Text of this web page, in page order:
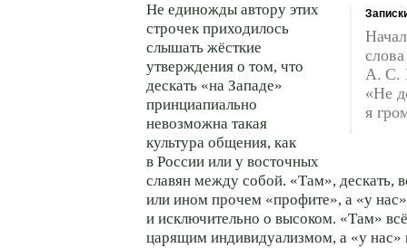
А. С.
«Не
я
Не единожды автору этих
строчек приходилось
слышать жёсткие
утверждения о том, что
дескать «на Западе»
принциапиально
невозможна такая
культура общения, как
в России или у восточных
славян между собой. «Там», дескать,
или ином прочем «профите», а «у
и исключительно о высоком. «Там»
царящим индивидуализмом, а «у